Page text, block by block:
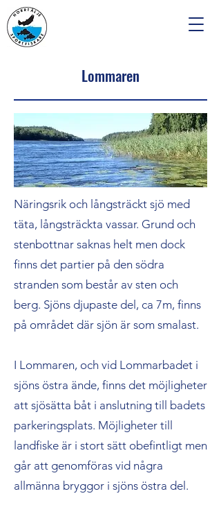
Lommaren
Näringsrik och långsträckt sjö med
täta, långsträckta vassar. Grund och
stenbottnar saknas helt men dock
finns det partier på den södra
stranden som består av sten och
berg. Sjöns djupaste del, ca 7m, finns
på området där sjön är som smalast.
I Lommaren, och vid Lommarbadet i
sjöns östra ände, finns det möjligheter
att sjösätta båt i anslutning till badets
parkeringsplats. Möjligheter till
landfiske är i stort sätt obefintligt men
går att genomföras vid några
allmänna bryggor i sjöns östra del.